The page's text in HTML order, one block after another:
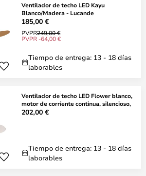
Ventilador de techo LED Kayu
Blanco/Madera - Lucande
185,00 €
PVPR249,00 €
PVPR -64,00 €
Tiempo de entrega: 13 - 18 días
laborables
Ventilador de techo LED Flower blanco,
motor de corriente continua, silencioso,
202,00 €
Tiempo de entrega: 13 - 18 días
laborables